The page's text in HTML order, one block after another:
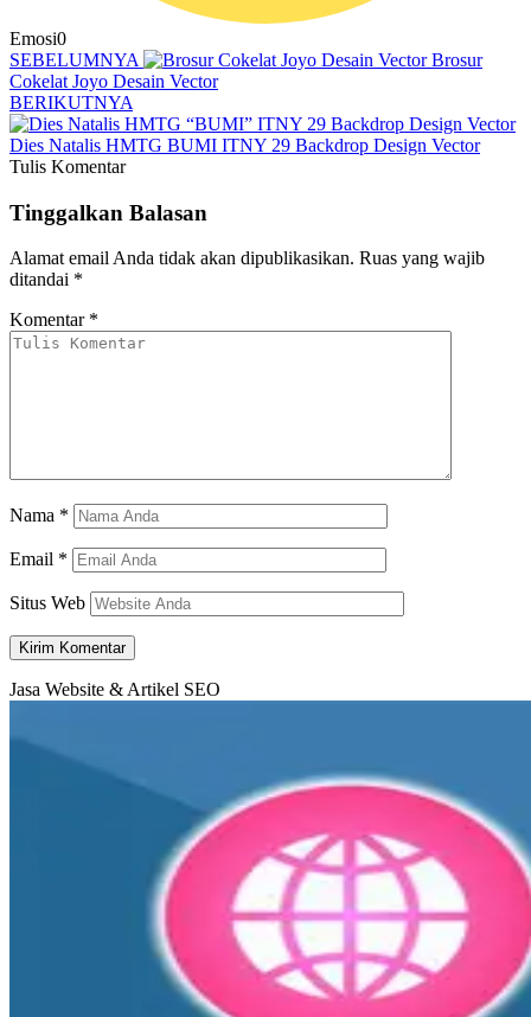
Emosi0
SEBELUMNYA
Brosur
Cokelat Joyo Desain Vector
BERIKUTNYA
Dies Natalis HMTG BUMI ITNY 29 Backdrop Design Vector
Tulis Komentar
Tinggalkan Balasan
Alamat email Anda tidak akan dipublikasikan. Ruas yang wajib
ditandai *
Komentar *
Nama *
Email *
Situs Web
Jasa Website & Artikel SEO